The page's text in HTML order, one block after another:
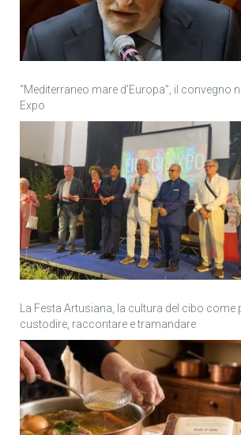
“Mediterraneo mare d’Europa”, il convegno
Expo
La Festa Artusiana, la cultura del cibo
custodire, raccontare e tramandare